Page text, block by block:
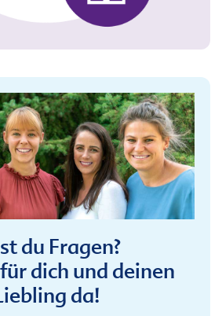
du Fragen?
dich und deinen
da!